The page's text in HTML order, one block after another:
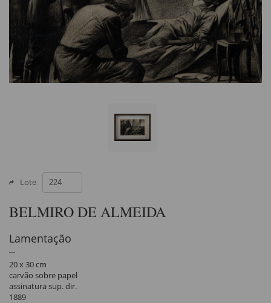
Lote
BELMIRO DE ALMEIDA
Lamentação
20 x 30 cm
carvão sobre papel
assinatura sup. dir.
1889